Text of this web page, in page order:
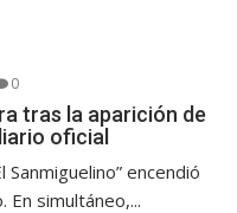
0
tras la aparición de
oficial
Sanmiguelino” encendió
simultáneo,...